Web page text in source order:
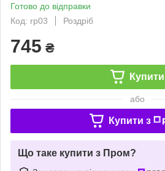
Готово до відправки
Код: rp03
Роздріб
745 ₴
Купити
або
Купити з
Що таке купити з Пром?